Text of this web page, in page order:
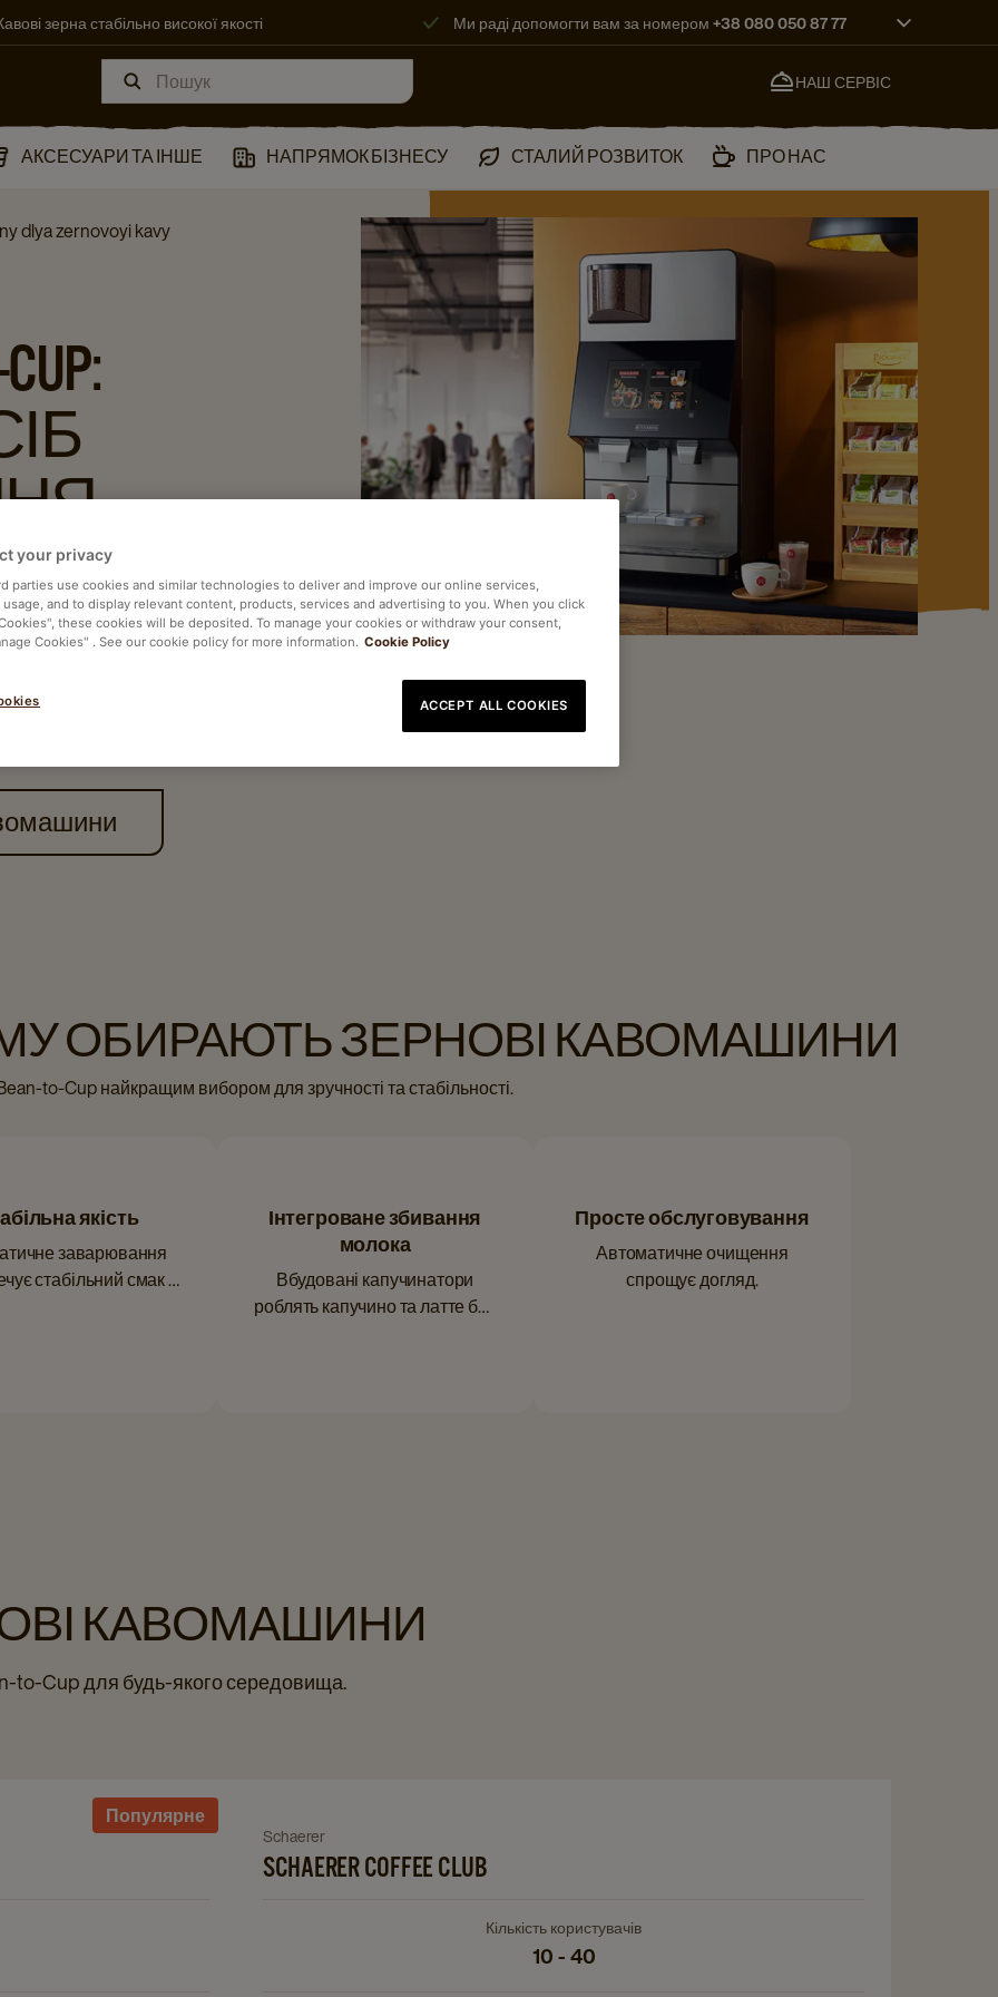
зерна стабільно високої якості Ми раді допомогти вам за номером +38 080 050 87 77
НАШ СЕРВІС
АКСЕСУАРИ ТА ІНШЕ НАПРЯМОК БІЗНЕСУ СТАЛИЙ РОЗВИТОК ПРО НАС
dlya zernovoyi kavy
процес —
автоматичні машини
забезпечуючи
вони
ОБИРАЮТЬ ЗЕРНОВІ КАВОМАШИНИ
to-Cup найкращим вибором для зручності та стабільності.
якість
заварювання
стабільний смак і
Інтегроване збивання
молока
Вбудовані капучинатори
роблять капучино та латте без
Просте обслуговування
Автоматичне очищення
спрощує догляд.
КАВОМАШИНИ
to-Cup для будь-якого середовища.
Популярне
Coffee
Navigate
to
Schaerer
SCHAERER COFFEE CLUB
Кількість користувачів
10 - 40
your privacy
parties use cookies and similar technologies to deliver and improve our online services,
usage, and to display relevant content, products, services and advertising to you. When you click
these cookies will be deposited. To manage your cookies or withdraw your consent,
Cookies" . See our cookie policy for more information. Cookie Policy
ACCEPT ALL COOKIES